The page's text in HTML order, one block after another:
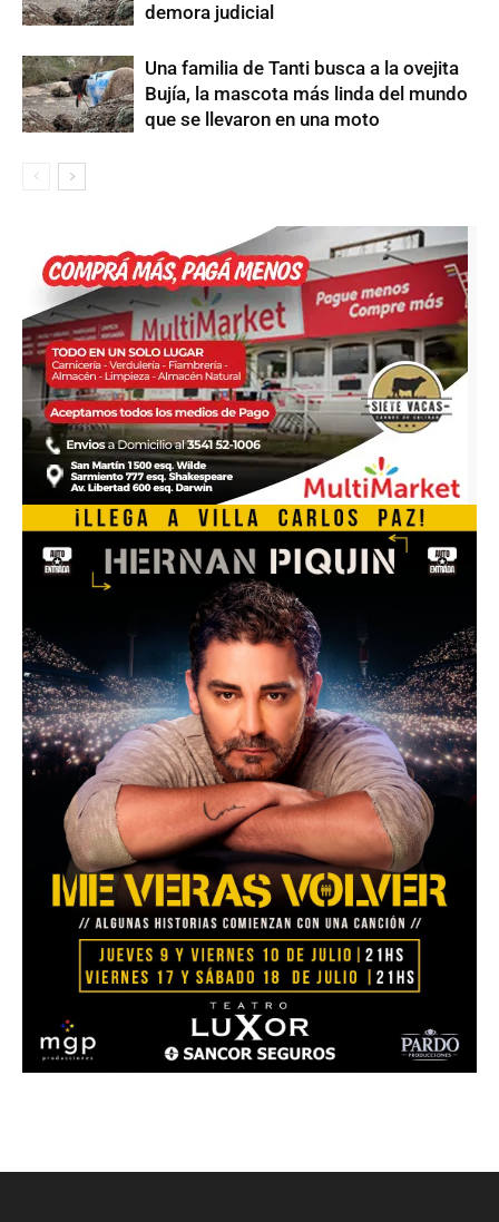
demora judicial
Una familia de Tanti busca a la ovejita
Bujía, la mascota más linda del mundo
que se llevaron en una moto